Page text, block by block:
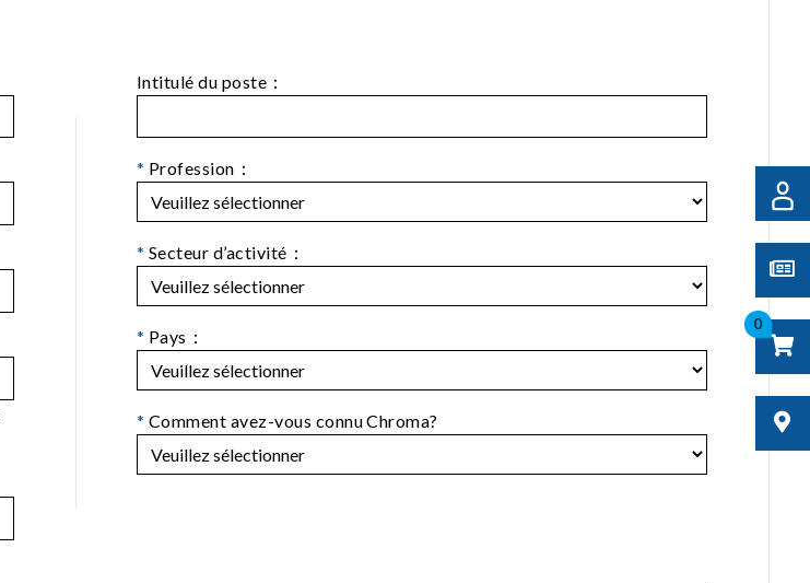
0
Intitulé du poste：
* Profession：
* Secteur d’activité：
* Pays：
* Comment avez-vous connu Chroma?